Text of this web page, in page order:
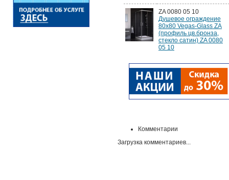
ZA 0080 05 10
Душевое ограждение
80x80 Vegas-Glass ZA
(профиль цв.бронза,
стекло сатин) ZA 0080
05 10
Комментарии
Загрузка комментариев...